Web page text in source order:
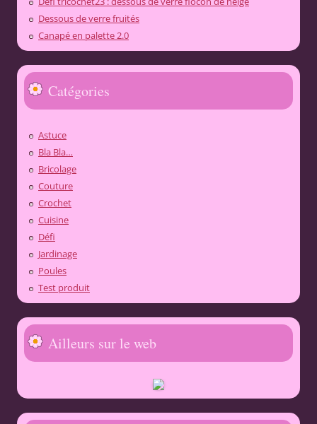
Dessous de verre fruités
Canapé en palette 2.0
Catégories
Astuce
Bla Bla…
Bricolage
Couture
Crochet
Cuisine
Défi
Jardinage
Poules
Test produit
Ailleurs sur le web